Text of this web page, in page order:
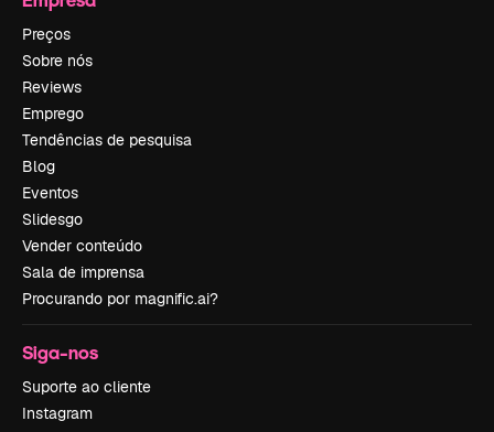
Preços
Sobre nós
Reviews
Emprego
Tendências de pesquisa
Blog
Eventos
Slidesgo
Vender conteúdo
Sala de imprensa
Procurando por magnific.ai?
Siga-nos
Suporte ao cliente
Instagram